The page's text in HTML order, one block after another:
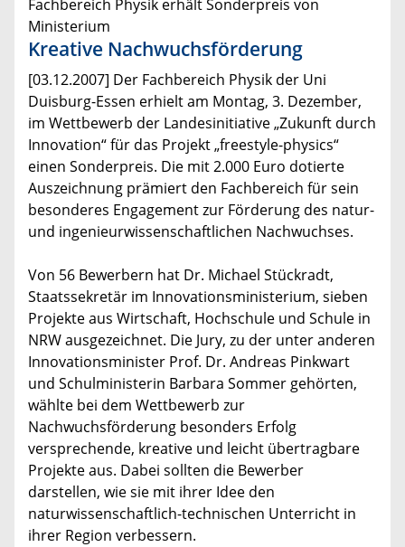
Fachbereich Physik erhält Sonderpreis von
Ministerium
Kreative Nachwuchsförderung
[03.12.2007] Der Fachbereich Physik der Uni
Duisburg-Essen erhielt am Montag, 3. Dezember,
im Wettbewerb der Landesinitiative „Zukunft durch
Innovation“ für das Projekt „freestyle-physics“
einen Sonderpreis. Die mit 2.000 Euro dotierte
Auszeichnung prämiert den Fachbereich für sein
besonderes Engagement zur Förderung des natur-
und ingenieurwissenschaftlichen Nachwuchses.
Von 56 Bewerbern hat Dr. Michael Stückradt,
Staatssekretär im Innovationsministerium, sieben
Projekte aus Wirtschaft, Hochschule und Schule in
NRW ausgezeichnet. Die Jury, zu der unter anderen
Innovationsminister Prof. Dr. Andreas Pinkwart
und Schulministerin Barbara Sommer gehörten,
wählte bei dem Wettbewerb zur
Nachwuchsförderung besonders Erfolg
versprechende, kreative und leicht übertragbare
Projekte aus. Dabei sollten die Bewerber
darstellen, wie sie mit ihrer Idee den
naturwissenschaftlich-technischen Unterricht in
ihrer Region verbessern.